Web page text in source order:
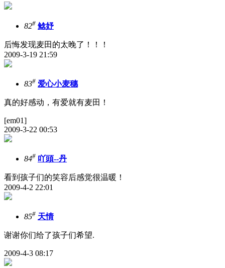
82# 鲶妤
后悔发现麦田的太晚了！！！
2009-3-19 21:59
83# 爱心小麦穗
真的好感动，有爱就有麦田！
[em01]
2009-3-22 00:53
84# 吖頭--丹
看到孩子们的笑容后感觉很温暖！
2009-4-2 22:01
85# 天情
谢谢你们给了孩子们希望.
2009-4-3 08:17